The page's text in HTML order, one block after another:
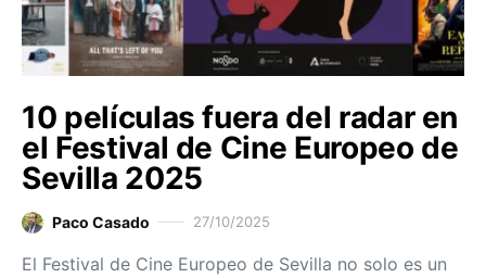
10 películas fuera del radar en
el Festival de Cine Europeo de
Sevilla 2025
Paco Casado 27/10/2025
El Festival de Cine Europeo de Sevilla no solo es un